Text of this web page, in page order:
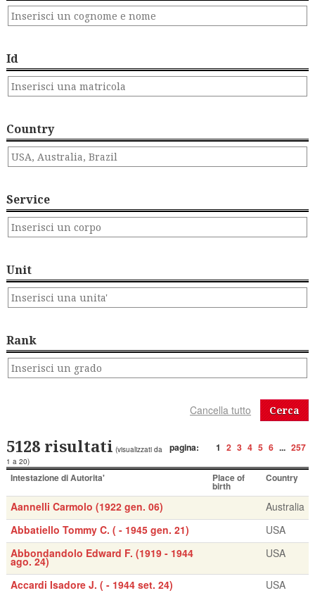
Id
Country
Service
Unit
Rank
Cerca
pagina: 1 2 3 4 5 6 ... 257
5128 risultati (visualizzati da
1 a 20)
Intestazione di Autorita' Place of
birth
Country
Aannelli Carmolo (1922 gen. 06)
Australia
Abbatiello Tommy C. ( - 1945 gen. 21)
USA
Abbondandolo Edward F. (1919 - 1944
ago. 24)
USA
Accardi Isadore J. ( - 1944 set. 24)
USA